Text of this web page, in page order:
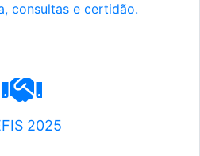
consultas e certidão.
2025